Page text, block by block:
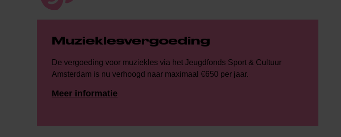
Muzieklesvergoeding
De vergoeding voor muziekles via het Jeugdfonds Sport & Cultuur
Amsterdam is nu verhoogd naar maximaal €650 per jaar.
Meer informatie